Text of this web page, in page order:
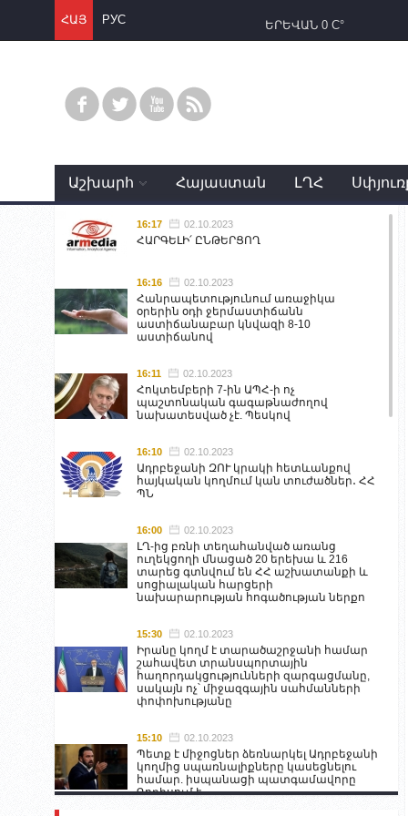
ՀԱՅ РУС ԵՐԵՎԱՆ 0 C°
Աշխարհ Հայաստան ԼՂՀ
16:17 02.10.2023
ՀԱՐԳԵԼԻ՛ ԸՆԹԵՐՑՈՂ
16:16 02.10.2023
Հանրապետությունում առաջիկա
օրերին օդի ջերմաստիճանն
աստիճանաբար կնվազի 8-10
աստիճանով
16:11 02.10.2023
Հոկտեմբերի 7-ին ԱՊՀ-ի ոչ
պաշտոնական գագաթնաժողով
նախատեսված չէ. Պեսկով
16:10 02.10.2023
Ադրբեջանի ԶՈՒ կրակի հետևանքով
հայկական կողմում կան տուժածներ․ ՀՀ
ՊՆ
16:00 02.10.2023
ԼՂ-ից բռնի տեղահանված առանց
ուղեկցողի մնացած 20 երեխա և 216
տարեց գտնվում են ՀՀ աշխատանքի և
սոցիալական հարցերի
նախարարության հոգածության ներքո
15:30 02.10.2023
Իրանը կողմ է տարածաշրջանի համար
շահավետ տրանսպորտային
հաղորդակցությունների զարգացմանը,
սակայն ոչ՝ միջազգային սահմանների
փոփոխությանը
15:10 02.10.2023
Պետք է միջոցներ ձեռնարկել Ադրբեջանի
կողմից սպառնալիքները կասեցնելու
համար. իսպանացի պատգամավորը
Գորիսում է